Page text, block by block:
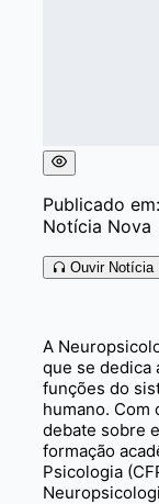
Publicado
Notícia Nova
Ouvir Notícia
A
que se dedica
funções do
humano.
debate sobre
formação
Psicologia